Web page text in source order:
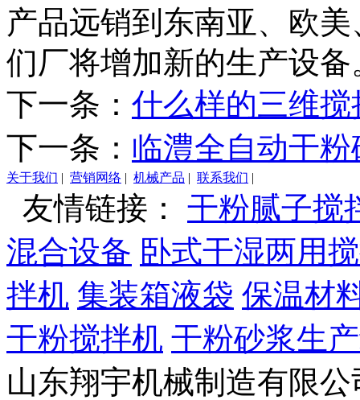
产品远销到东南亚、欧
们厂将增加新的生产设备
下一条： 什么样的三维
下一条： 临澧全自动干
关于我们 | 营销网络 | 机械产品 | 联系我们 |
友情链接： 干粉腻子搅
混合设备 卧式干湿两用
拌机 集装箱液袋 保温材
干粉搅拌机 干粉砂浆生
山东翔宇机械制造有限